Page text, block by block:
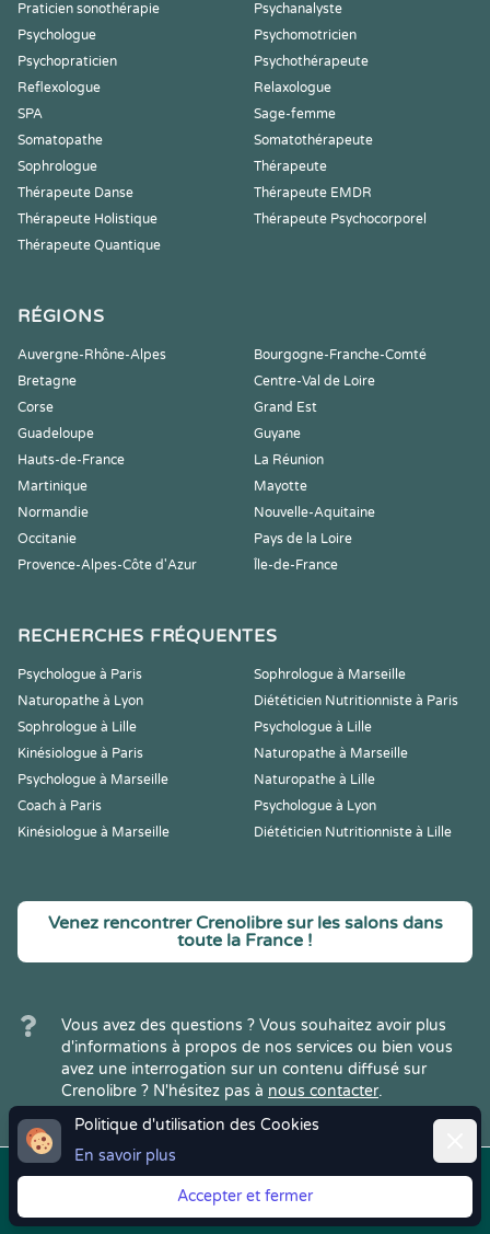
Politique d'utilisation des Cookies
En savoir plus
Accepter et fermer
Praticien sonothérapie
Psychanalyste
Psychologue
Psychomotricien
Psychopraticien
Psychothérapeute
Reflexologue
Relaxologue
SPA
Sage-femme
Somatopathe
Somatothérapeute
Sophrologue
Thérapeute
Thérapeute Danse
Thérapeute EMDR
Thérapeute Holistique
Thérapeute Psychocorporel
Thérapeute Quantique
RÉGIONS
Auvergne-Rhône-Alpes
Bourgogne-Franche-Comté
Bretagne
Centre-Val de Loire
Corse
Grand Est
Guadeloupe
Guyane
Hauts-de-France
La Réunion
Martinique
Mayotte
Normandie
Nouvelle-Aquitaine
Occitanie
Pays de la Loire
Provence-Alpes-Côte d'Azur
Île-de-France
RECHERCHES FRÉQUENTES
Psychologue à Paris
Sophrologue à Marseille
Naturopathe à Lyon
Diététicien Nutritionniste à Paris
Sophrologue à Lille
Psychologue à Lille
Kinésiologue à Paris
Naturopathe à Marseille
Psychologue à Marseille
Naturopathe à Lille
Coach à Paris
Psychologue à Lyon
Kinésiologue à Marseille
Diététicien Nutritionniste à Lille
Venez rencontrer Crenolibre sur les salons dans
toute la France !
Vous avez des questions ? Vous souhaitez avoir plus
d'informations à propos de nos services ou bien vous
avez une interrogation sur un contenu diffusé sur
Crenolibre ? N'hésitez pas à nous contacter.
Copyright © 2022Crenolibre, tous
Mentions
Légales
| CGV | RGPD